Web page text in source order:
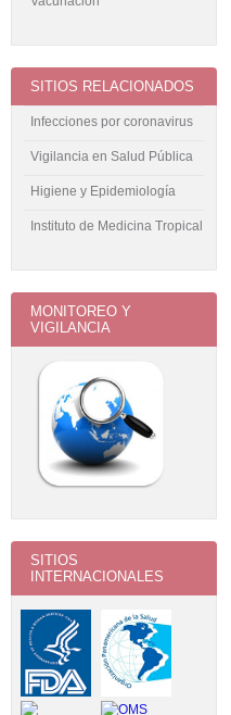
SITIOS RELACIONADOS
Infecciones por coronavirus
Vigilancia en Salud Pública
Higiene y Epidemiología
Instituto de Medicina Tropical
MONITOREO Y
VIGILANCIA
SITIOS
INTERNACIONALES